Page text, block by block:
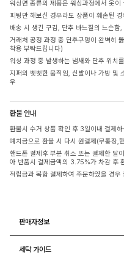
워싱면 종류의 제품은 워싱과정에서 옷
피팅만 해보신 경우라도 상품이 훼손된
배송 시 생긴 구김, 단추 바느질의 느슨
거래처 공정 과정 중 단추구멍이 완벽히
착용 부탁드립니다)
워싱 과정 중 발생하는 냄새와 단추 위치
지퍼의 뻣뻣한 움직임, 신발이나 가방 및
우
환불 안내
환불시 수거 상품 확인 후 3일이내 결제
예치금으로 환불 시 다시 원결제(무통장,
핸드폰 결제후 부분 취소 또는 결제한 달
아 반품시 결제금액의 3.75%가 차감 후
적립금과 복합 결제하여 주문하였을 경
판매자정보
세탁 가이드